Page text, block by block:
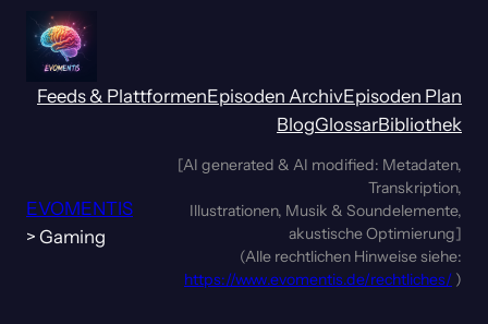
Zum
Inhalt
springen
Feeds & PlattformenEpisoden ArchivEpisoden Plan
BlogGlossarBibliothek
EVOMENTIS
> Gaming
[AI generated & AI modified: Metadaten,
Transkription,
Illustrationen, Musik & Soundelemente,
akustische Optimierung]
(Alle rechtlichen Hinweise siehe:
https://www.evomentis.de/rechtliches/ )